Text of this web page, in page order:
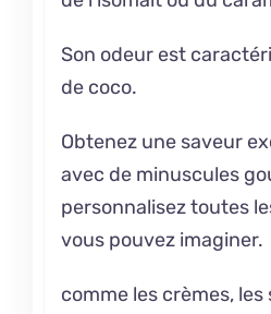
Son odeur est
de coco.
Obtenez une saveur
avec de minuscules
personnalisez toutes
vous pouvez imaginer.
comme les crèmes, les